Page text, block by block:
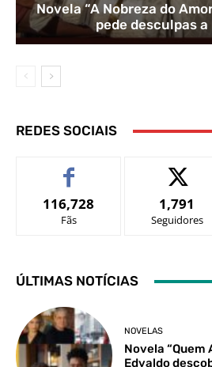
Novela “A Nobreza do
pede desculpas a
REDES SOCIAIS
116,728
Fãs
1,791
Seguidores
ÚLTIMAS NOTÍCIAS
NOVELAS
Novela “Quem
Edvaldo